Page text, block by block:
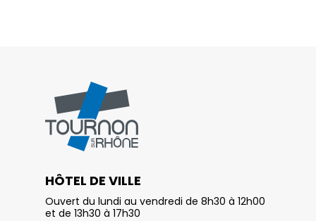
HÔTEL DE VILLE
Ouvert du lundi au vendredi de 8h30 à 12h00
et de 13h30 à 17h30